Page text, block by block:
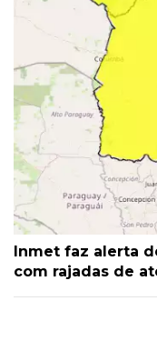
Inmet faz alerta
com rajadas de